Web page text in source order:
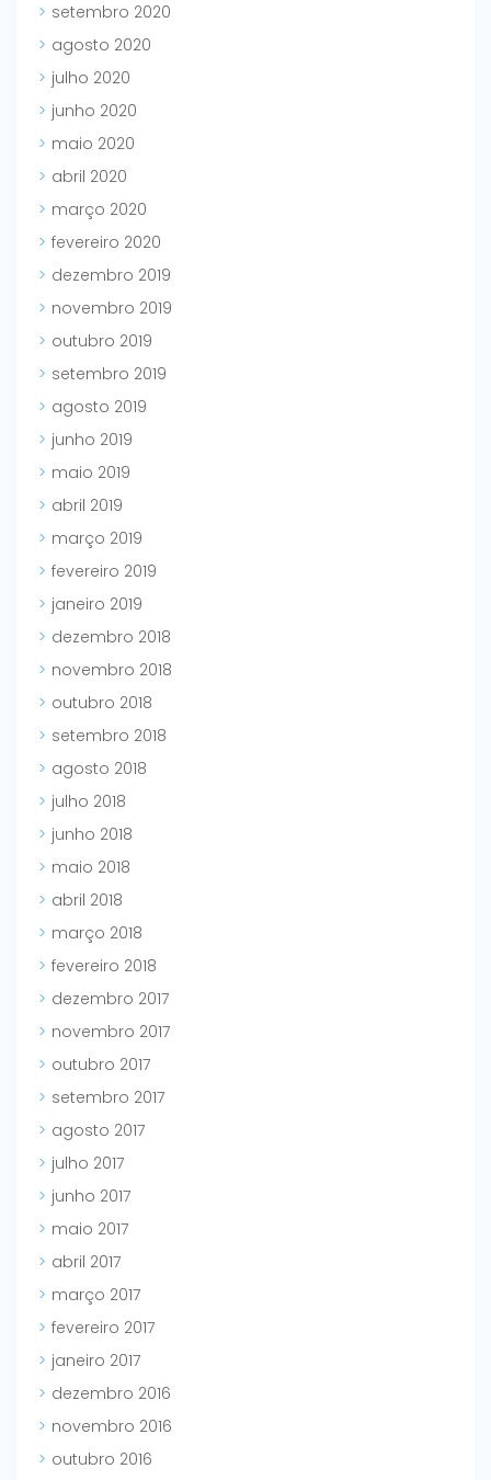
setembro 2020
agosto 2020
julho 2020
junho 2020
maio 2020
abril 2020
março 2020
fevereiro 2020
dezembro 2019
novembro 2019
outubro 2019
setembro 2019
agosto 2019
junho 2019
maio 2019
abril 2019
março 2019
fevereiro 2019
janeiro 2019
dezembro 2018
novembro 2018
outubro 2018
setembro 2018
agosto 2018
julho 2018
junho 2018
maio 2018
abril 2018
março 2018
fevereiro 2018
dezembro 2017
novembro 2017
outubro 2017
setembro 2017
agosto 2017
julho 2017
junho 2017
maio 2017
abril 2017
março 2017
fevereiro 2017
janeiro 2017
dezembro 2016
novembro 2016
outubro 2016